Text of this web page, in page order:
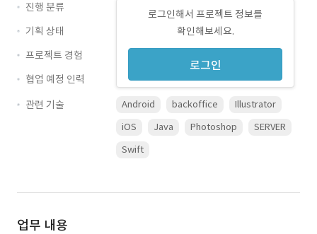
로그인해서 프로젝트 정보를
확인해보세요.
로그인
진행 분류
기획 상태
프로젝트 경험
협업 예정 인력
관련 기술
Android backoffice
Illustrator
iOS
Java Photoshop
SERVER
Swift
업무 내용